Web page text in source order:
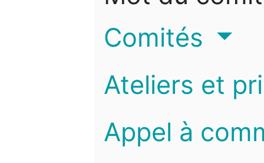
Comités
Ateliers et
Appel à